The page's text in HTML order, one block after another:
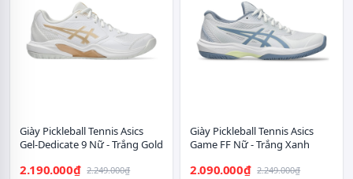
Giày Pickleball Tennis Asics
Gel-Dedicate 9 Nữ - Trắng Gold
2.190.000₫ 2.249.000₫
Giày Pickleball Tennis Asics
Game FF Nữ - Trắng Xanh
2.090.000₫ 2.249.000₫